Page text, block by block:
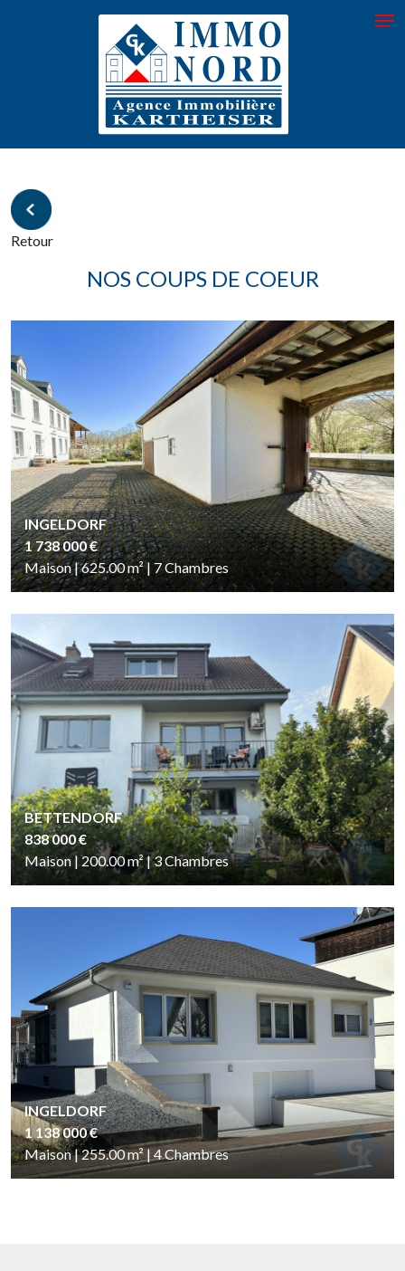
Retour
NOS COUPS DE COEUR
INGELDORF
1 738 000 €
Maison | 625.00m²| 7Chambres
BETTENDORF
838 000 €
Maison | 200.00m²| 3Chambres
INGELDORF
1 138 000 €
Maison | 255.00m²| 4Chambres